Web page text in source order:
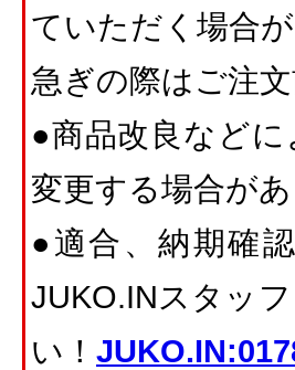
ていただく場合
急ぎの際はご注
●商品改良など
変更する場合があ
●適合、納期確
JUKO.INスタッ
い！